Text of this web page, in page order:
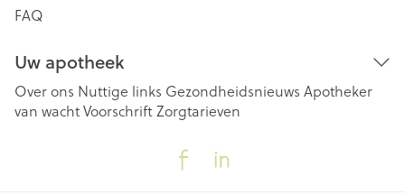
FAQ
Uw apotheek
Over ons Nuttige links Gezondheidsnieuws Apotheker
van wachtVoorschriftZorgtarieven